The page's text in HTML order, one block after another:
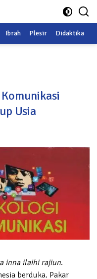
Ibrah Plesir Didaktika
Usia
inna ilaihi rajiun.
berduka. Pakar